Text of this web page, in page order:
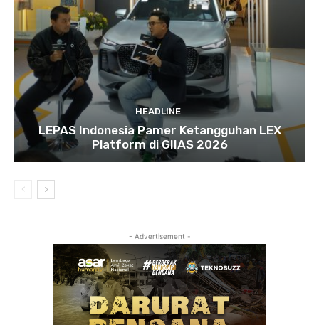
HEADLINE
LEPAS Indonesia Pamer Ketangguhan LEX
Platform di GIIAS 2026
- Advertisement -